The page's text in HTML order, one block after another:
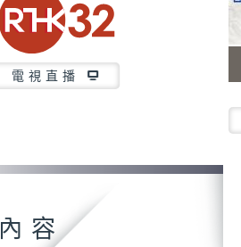
電視直播
內容